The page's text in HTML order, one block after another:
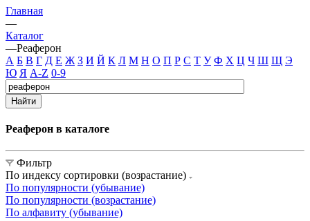
Главная
—
Каталог
—Реаферон
А Б В Г Д Е Ж З И Й К Л М Н О П Р С Т У Ф Х Ц Ч Ш Щ Э
Ю Я A-Z 0-9
Найти
Реаферон в каталоге
Фильтр
По индексу сортировки (возрастание)
По популярности (убывание)
По популярности (возрастание)
По алфавиту (убывание)